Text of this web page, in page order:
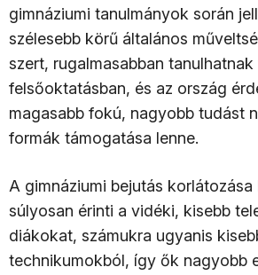
gimnáziumi tanulmányok során
szélesebb körű általános
szert, rugalmasabban
felsőoktatásban, és az ország
magasabb fokú, nagyobb tudást
formák támogatása lenne.
A gimnáziumi bejutás korlátozása
súlyosan érinti a vidéki, kisebb
diákokat, számukra ugyanis
technikumokból, így ők nagyobb